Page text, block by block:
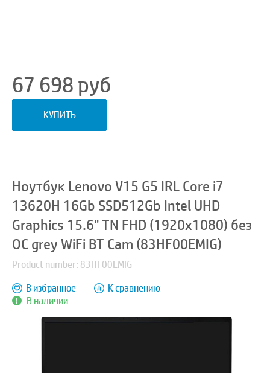
67 698руб
КУПИТЬ
Ноутбук Lenovo V15 G5 IRL Core i7
13620H 16Gb SSD512Gb Intel UHD
Graphics 15.6" TN FHD (1920x1080) без
ОС grey WiFi BT Cam (83HF00EMIG)
Product number: 83HF00EMIG
В наличии
В избранное К сравнению